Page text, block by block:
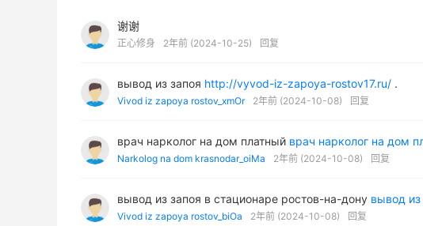
谢谢
正心修身 2年前 (2024-10-25) 回复
вывод из запоя http://vyvod-iz-zapoya-rostov17.ru/ .
Vivod iz zapoya rostov_xmOr 2年前 (2024-10-08) 回复
врач нарколог на дом платный врач нарколог на дом
Narkolog na dom krasnodar_oiMa 2年前 (2024-10-08) 回复
вывод из запоя в стационаре ростов-на-дону вывод из
Vivod iz zapoya rostov_biOa 2年前 (2024-10-08) 回复